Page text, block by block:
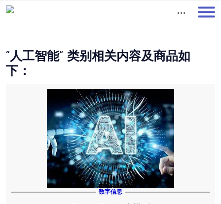
“人工智能” 类别相关内容及商品如
下：
数字信息